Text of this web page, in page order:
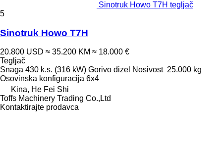
Sinotruk Howo T7H tegljač
5
Sinotruk Howo T7H
20.800 USD ≈ 35.200 KM ≈ 18.000 €
Tegljač
Snaga 430 k.s. (316 kW) Gorivo dizel Nosivost 25.000 kg
Osovinska konfiguracija 6x4
Kina, He Fei Shi
Toffs Machinery Trading Co.,Ltd
Kontaktirajte prodavca